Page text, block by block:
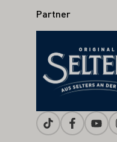
Partner
TiktokFacebook